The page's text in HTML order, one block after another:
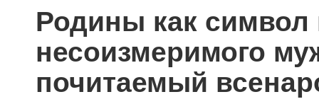
Родины как символ
несоизмеримого
почитаемый